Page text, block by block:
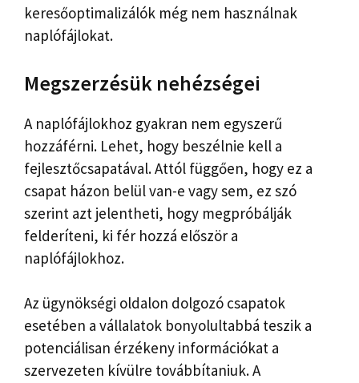
keresőoptimalizálók még nem használnak
naplófájlokat.
Megszerzésük nehézségei
A naplófájlokhoz gyakran nem egyszerű
hozzáférni. Lehet, hogy beszélnie kell a
fejlesztőcsapatával. Attól függően, hogy ez a
csapat házon belül van-e vagy sem, ez szó
szerint azt jelentheti, hogy megpróbálják
felderíteni, ki fér hozzá először a
naplófájlokhoz.
Az ügynökségi oldalon dolgozó csapatok
esetében a vállalatok bonyolultabbá teszik a
potenciálisan érzékeny információkat a
szervezeten kívülre továbbítaniuk. A